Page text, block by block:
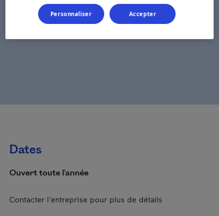
Dates
Ouvert toute l'année
Contacter l'entreprise pour plus de détails
Personnaliser Accepter